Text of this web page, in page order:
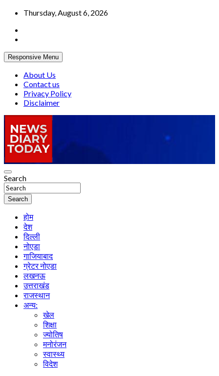
Skip
content
Thursday, August 6, 2026
Responsive Menu
About Us
Contact us
Privacy Policy
Disclaimer
News Diary Today
Truth be told
Search
Search
होम
देश
दिल्ली
नोएडा
गाजियाबाद
ग्रेटर नोएडा
लखनऊ
उत्तराखंड
राजस्थान
अन्य:
खेल
शिक्षा
ज्योतिष
मनोरंजन
स्वास्थ्य
विदेश